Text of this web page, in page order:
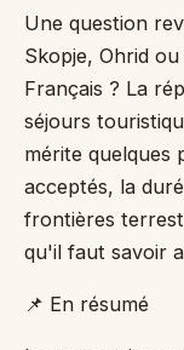
Une question
Skopje, Ohrid
Français ? La
séjours
mérite quelques
acceptés, la
frontières
qu'il faut savoir
📌 En résumé